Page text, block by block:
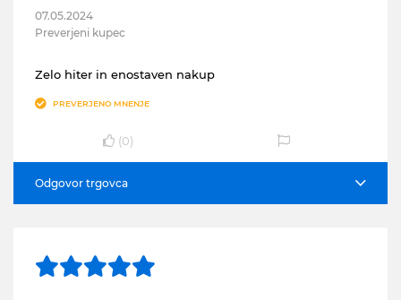
07.05.2024
Preverjeni kupec
Zelo hiter in enostaven nakup
PREVERJENO MNENJE
(0)
Odgovor trgovca